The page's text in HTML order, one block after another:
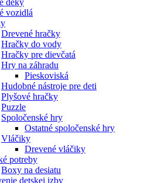
deky
vozidlá
Drevené hračky
Hračky do vody
Hračky pre dievčatá
Hry na záhradu
Pieskoviská
Hudobné nástroje pre deti
Plyšové hračky
Puzzle
Spoločenské hry
Ostatné spoločenské hry
Vláčiky
Drevené vláčiky
potreby
Boxy na desiatu
detskej izby